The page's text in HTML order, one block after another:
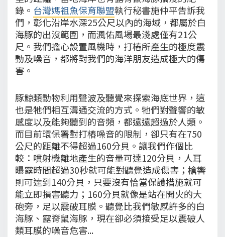
錄。 台灣媽祖魚保育聯盟執行秘書施仲平告訴我
們，彰化沿岸水深25公尺以內的海域，都屬於白
海豚的出沒範圍，而渢佑風場最淺處僅有21公
尺。我們擔心設置風機時，打樁所產生的極度震
動及噪音，都將對我們的海洋朋友造成極大的傷
害。
豚鯨類動物利用聲波及聽覺來探索海底世界，這
也是牠們相互溝通交流的方式。牠們對聲響的敏
感度以及能夠聽到的音頻，都遠遠超過於人類。
而目前環保署對打樁噪音的限制，卻只有在750
公尺的距離不得超過160分貝。讓我們作個比
較：噴射機離地產生的音量可達120分貝，人耳
曝露時間超過30秒就可能對聽覺造成傷害；槍響
則可達到140分貝，只要沒有恰當保護措施就可
能立即損害聽力；160分貝就像是站在開火的大
砲旁，足以震破耳膜。聽覺比我們敏感許多的白
海豚、露脊鼠海豚，現在卻必須接受足以震破人
類耳膜的噪音危害...